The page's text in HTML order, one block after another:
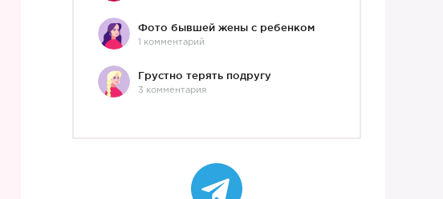
Фото бывшей жены с ребенком
1 комментарий
Грустно терять подругу
3 комментария